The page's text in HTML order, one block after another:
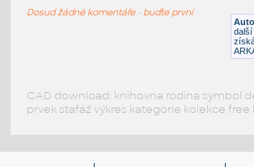
další
Dosud žádné komentáře - buďte první
CAD download: knihovna rodina symbol
prvek stafáž výkres kategorie kolekce free